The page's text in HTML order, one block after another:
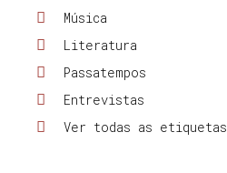
Música
Literatura
Passatempos
Entrevistas
Ver todas as etiquetas